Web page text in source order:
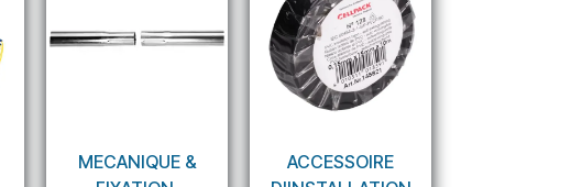
MECANIQUE &
ACCESSOIRE